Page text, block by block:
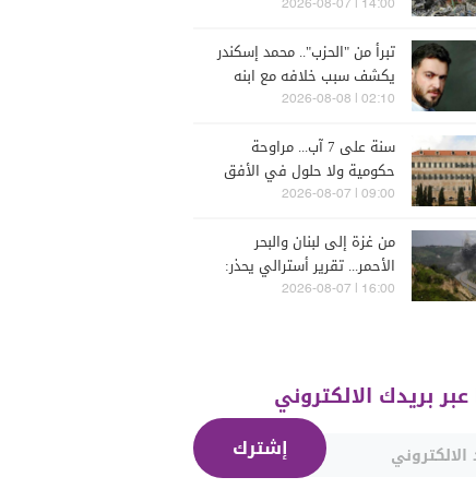
14:00 | 2026-08-07
تبرأ من "الحزب".. محمد إسكندر
يكشف سبب خلافه مع ابنه
فارس (فيديو)
02:10 | 2026-08-08
سنة على 7 آب... مراوحة
حكومية ولا حلول في الأفق
المنظور
09:00 | 2026-08-07
من غزة إلى لبنان والبحر
الأحمر... تقرير أسترالي يحذر:
الشرق الأوسط يدخل أخطر
16:00 | 2026-08-07
عبر بريدك الالكتروني
إشترك